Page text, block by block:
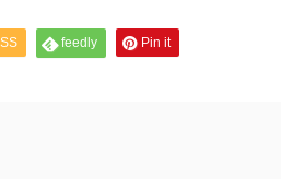
feedly Pin it